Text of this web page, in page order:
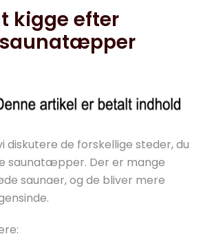
kigge efter
diskutere de forskellige steder, du
saunatæpper. Der er mange
saunaer, og de bliver mere